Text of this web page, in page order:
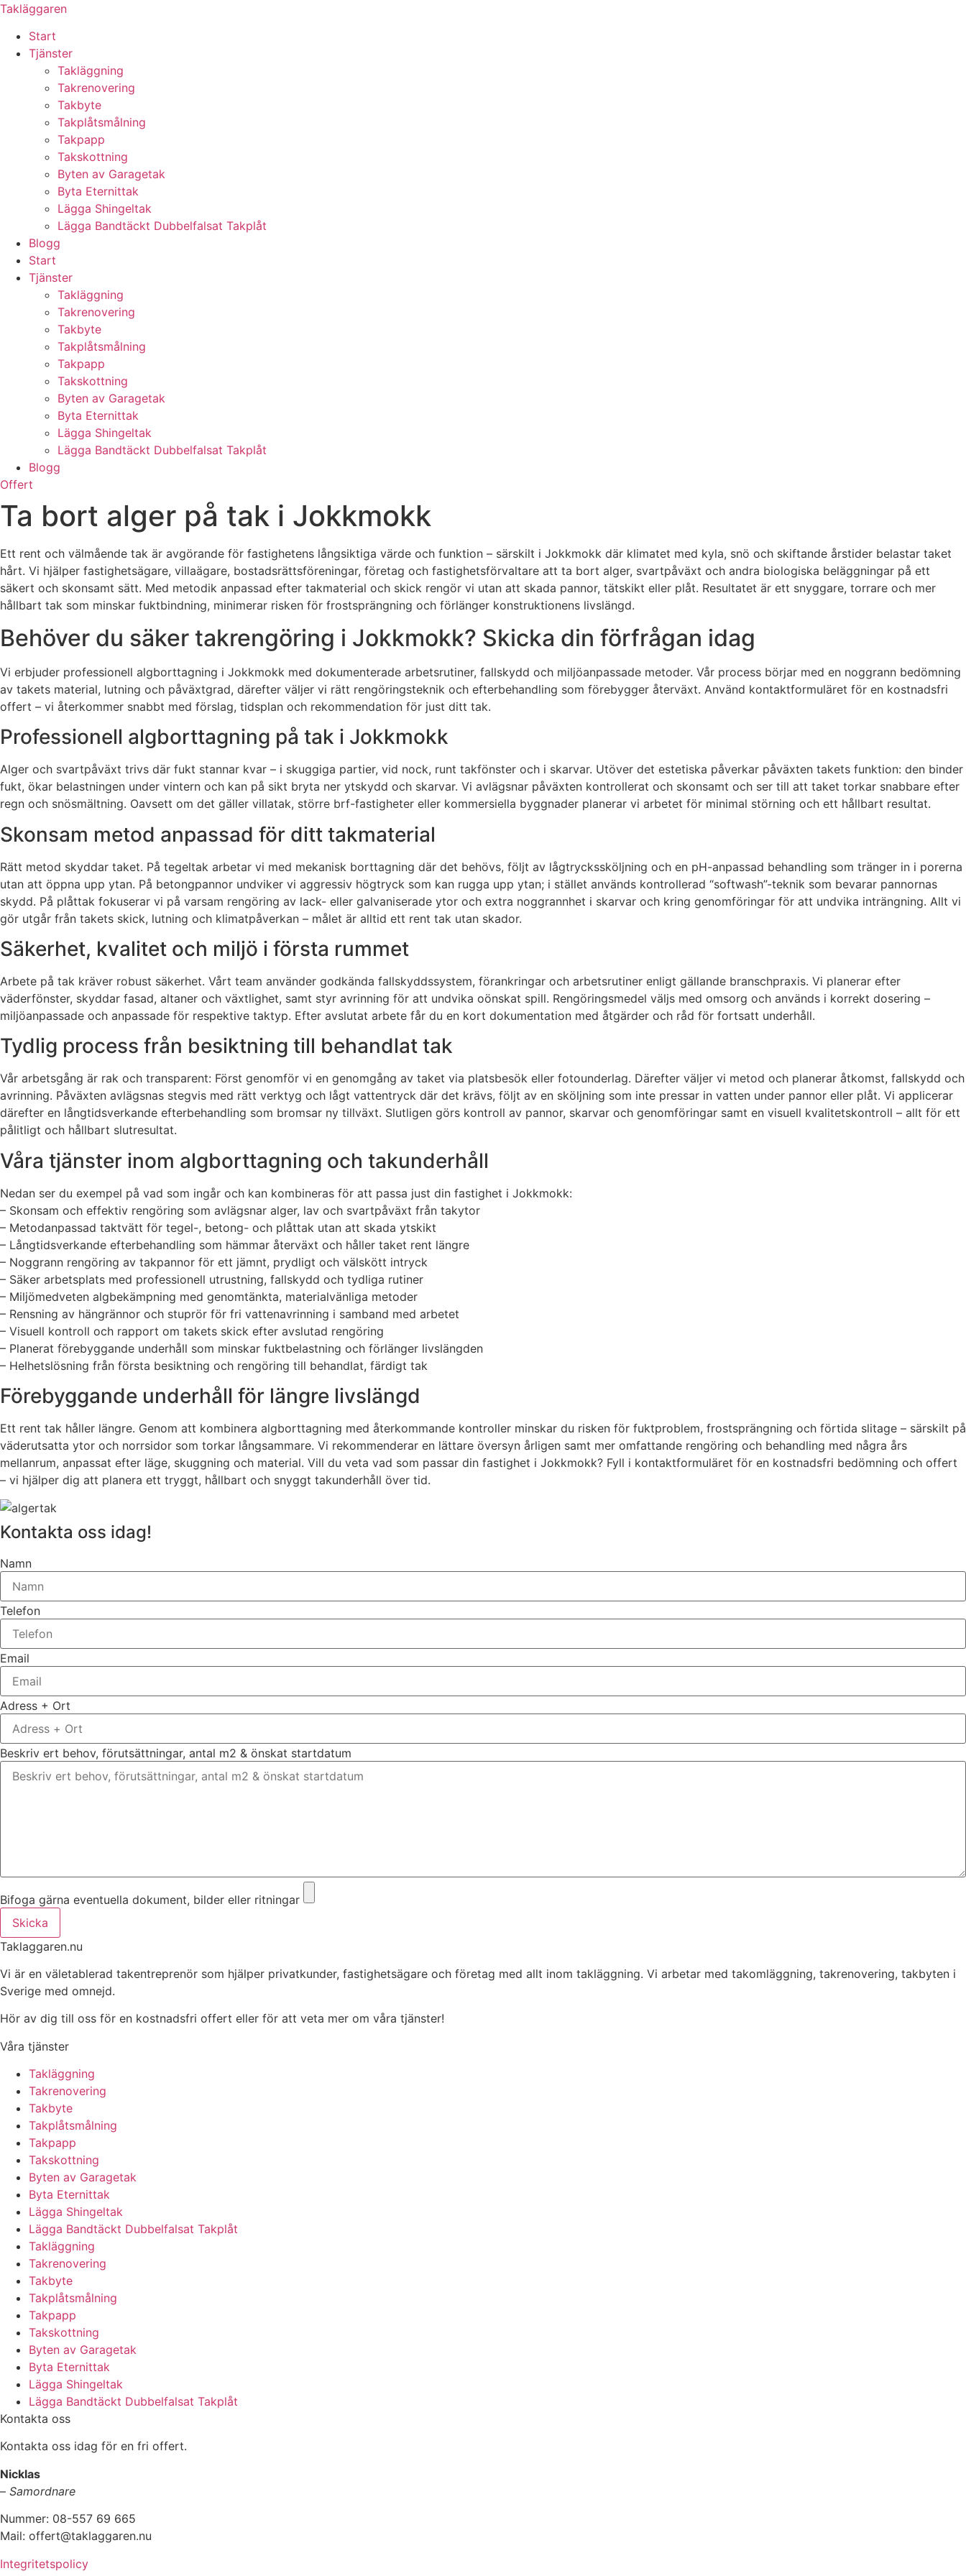
Skip
content
Takläggaren
Start
Tjänster
Takläggning
Takrenovering
Takbyte
Takplåtsmålning
Takpapp
Takskottning
Byten av Garagetak
Byta Eternittak
Lägga Shingeltak
Lägga Bandtäckt Dubbelfalsat Takplåt
Blogg
Start
Tjänster
Takläggning
Takrenovering
Takbyte
Takplåtsmålning
Takpapp
Takskottning
Byten av Garagetak
Byta Eternittak
Lägga Shingeltak
Lägga Bandtäckt Dubbelfalsat Takplåt
Blogg
Offert
Ta bort alger på tak i Jokkmokk
Ett rent och välmående tak är avgörande för fastighetens långsiktiga värde och funktion – särskilt i Jokkmokk där klimatet med kyla, snö och skiftande årstider belastar taket
hårt. Vi hjälper fastighetsägare, villaägare, bostadsrättsföreningar, företag och fastighetsförvaltare att ta bort alger, svartpåväxt och andra biologiska beläggningar på ett
säkert och skonsamt sätt. Med metodik anpassad efter takmaterial och skick rengör vi utan att skada pannor, tätskikt eller plåt. Resultatet är ett snyggare, torrare och mer
hållbart tak som minskar fuktbindning, minimerar risken för frostsprängning och förlänger konstruktionens livslängd.
Behöver du säker takrengöring i Jokkmokk? Skicka din förfrågan idag
Vi erbjuder professionell algborttagning i Jokkmokk med dokumenterade arbetsrutiner, fallskydd och miljöanpassade metoder. Vår process börjar med en noggrann bedömning
av takets material, lutning och påväxtgrad, därefter väljer vi rätt rengöringsteknik och efterbehandling som förebygger återväxt. Använd kontaktformuläret för en kostnadsfri
offert – vi återkommer snabbt med förslag, tidsplan och rekommendation för just ditt tak.
Professionell algborttagning på tak i Jokkmokk
Alger och svartpåväxt trivs där fukt stannar kvar – i skuggiga partier, vid nock, runt takfönster och i skarvar. Utöver det estetiska påverkar påväxten takets funktion: den binder
fukt, ökar belastningen under vintern och kan på sikt bryta ner ytskydd och skarvar. Vi avlägsnar påväxten kontrollerat och skonsamt och ser till att taket torkar snabbare efter
regn och snösmältning. Oavsett om det gäller villatak, större brf-fastigheter eller kommersiella byggnader planerar vi arbetet för minimal störning och ett hållbart resultat.
Skonsam metod anpassad för ditt takmaterial
Rätt metod skyddar taket. På tegeltak arbetar vi med mekanisk borttagning där det behövs, följt av lågtryckssköljning och en pH-anpassad behandling som tränger in i porerna
utan att öppna upp ytan. På betongpannor undviker vi aggressiv högtryck som kan rugga upp ytan; i stället används kontrollerad “softwash”-teknik som bevarar pannornas
skydd. På plåttak fokuserar vi på varsam rengöring av lack- eller galvaniserade ytor och extra noggrannhet i skarvar och kring genomföringar för att undvika inträngning. Allt vi
gör utgår från takets skick, lutning och klimatpåverkan – målet är alltid ett rent tak utan skador.
Säkerhet, kvalitet och miljö i första rummet
Arbete på tak kräver robust säkerhet. Vårt team använder godkända fallskyddssystem, förankringar och arbetsrutiner enligt gällande branschpraxis. Vi planerar efter
väderfönster, skyddar fasad, altaner och växtlighet, samt styr avrinning för att undvika oönskat spill. Rengöringsmedel väljs med omsorg och används i korrekt dosering –
miljöanpassade och anpassade för respektive taktyp. Efter avslutat arbete får du en kort dokumentation med åtgärder och råd för fortsatt underhåll.
Tydlig process från besiktning till behandlat tak
Vår arbetsgång är rak och transparent: Först genomför vi en genomgång av taket via platsbesök eller fotounderlag. Därefter väljer vi metod och planerar åtkomst, fallskydd och
avrinning. Påväxten avlägsnas stegvis med rätt verktyg och lågt vattentryck där det krävs, följt av en sköljning som inte pressar in vatten under pannor eller plåt. Vi applicerar
därefter en långtidsverkande efterbehandling som bromsar ny tillväxt. Slutligen görs kontroll av pannor, skarvar och genomföringar samt en visuell kvalitetskontroll – allt för ett
pålitligt och hållbart slutresultat.
Våra tjänster inom algborttagning och takunderhåll
Nedan ser du exempel på vad som ingår och kan kombineras för att passa just din fastighet i Jokkmokk:
– Skonsam och effektiv rengöring som avlägsnar alger, lav och svartpåväxt från takytor
– Metodanpassad taktvätt för tegel-, betong- och plåttak utan att skada ytskikt
– Långtidsverkande efterbehandling som hämmar återväxt och håller taket rent längre
– Noggrann rengöring av takpannor för ett jämnt, prydligt och välskött intryck
– Säker arbetsplats med professionell utrustning, fallskydd och tydliga rutiner
– Miljömedveten algbekämpning med genomtänkta, materialvänliga metoder
– Rensning av hängrännor och stuprör för fri vattenavrinning i samband med arbetet
– Visuell kontroll och rapport om takets skick efter avslutad rengöring
– Planerat förebyggande underhåll som minskar fuktbelastning och förlänger livslängden
– Helhetslösning från första besiktning och rengöring till behandlat, färdigt tak
Förebyggande underhåll för längre livslängd
Ett rent tak håller längre. Genom att kombinera algborttagning med återkommande kontroller minskar du risken för fuktproblem, frostsprängning och förtida slitage – särskilt på
väderutsatta ytor och norrsidor som torkar långsammare. Vi rekommenderar en lättare översyn årligen samt mer omfattande rengöring och behandling med några års
mellanrum, anpassat efter läge, skuggning och material. Vill du veta vad som passar din fastighet i Jokkmokk? Fyll i kontaktformuläret för en kostnadsfri bedömning och offert
– vi hjälper dig att planera ett tryggt, hållbart och snyggt takunderhåll över tid.
Kontakta oss idag!
Namn
Telefon
Email
Adress + Ort
Beskriv ert behov, förutsättningar, antal m2 & önskat startdatum
Bifoga gärna eventuella dokument, bilder eller ritningar
Skicka
Taklaggaren.nu
Vi är en väletablerad takentreprenör som hjälper privatkunder, fastighetsägare och företag med allt inom takläggning. Vi arbetar med takomläggning, takrenovering, takbyten i
Sverige med omnejd.
Hör av dig till oss för en kostnadsfri offert eller för att veta mer om våra tjänster!
Våra tjänster
Takläggning
Takrenovering
Takbyte
Takplåtsmålning
Takpapp
Takskottning
Byten av Garagetak
Byta Eternittak
Lägga Shingeltak
Lägga Bandtäckt Dubbelfalsat Takplåt
Takläggning
Takrenovering
Takbyte
Takplåtsmålning
Takpapp
Takskottning
Byten av Garagetak
Byta Eternittak
Lägga Shingeltak
Lägga Bandtäckt Dubbelfalsat Takplåt
Kontakta oss
Kontakta oss idag för en fri offert.
Nicklas
– Samordnare
Nummer: 08-557 69 665
Mail: offert@taklaggaren.nu
Integritetspolicy